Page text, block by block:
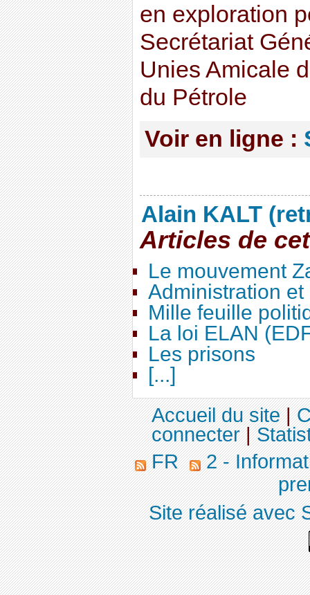
en exploration
Secrétariat
Unies Amicale
du Pétrole
Voir en ligne :
Alain KALT
Articles de
Le mouvement
Administration
Mille feuille
La loi ELAN
Les prisons
[...]
Accueil du site|
connecter|
FR
2 -
Site réalisé avec